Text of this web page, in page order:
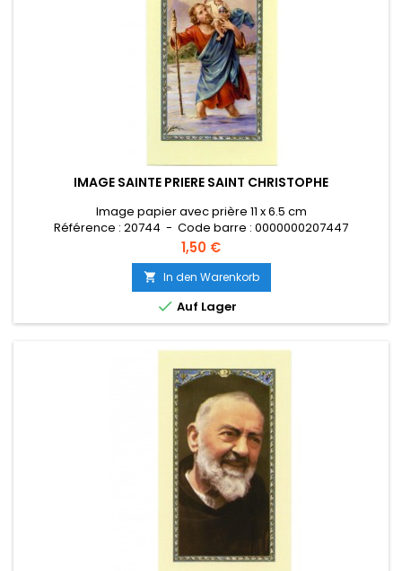
IMAGE SAINTE PRIERE SAINT CHRISTOPHE
Image papier avec prière 11 x 6.5 cm
Référence : 20744 - Code barre : 0000000207447
Preis
1,50 €
 In den Warenkorb
 Auf Lager